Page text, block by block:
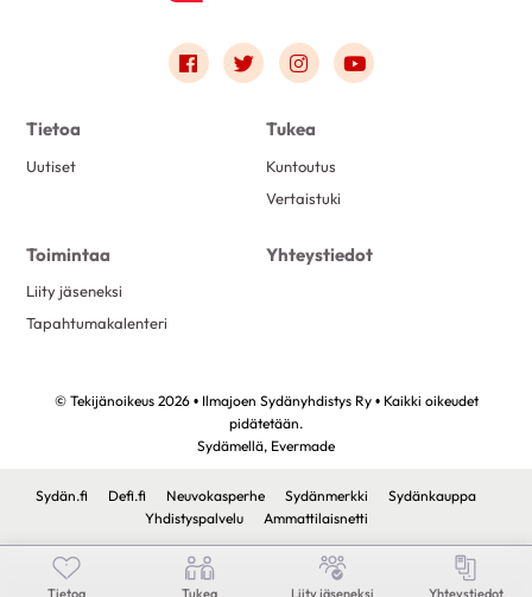
Tietoa Tukea Liity jäseneksi Yhteystiedot
Link to facebook
Link to twitter
Link to instagram
Link to youtube
Tietoa
Uutiset
Tukea
Kuntoutus
Vertaistuki
Toimintaa
Liity jäseneksi
Tapahtumakalenteri
Yhteystiedot
© Tekijänoikeus 2026 • Ilmajoen Sydänyhdistys Ry • Kaikki oikeudet
pidätetään.
Sydämellä, Evermade
Sydän.fi Defi.fi Neuvokasperhe Sydänmerkki
Sydänkauppa
Yhdistyspalvelu
Ammattilaisnetti